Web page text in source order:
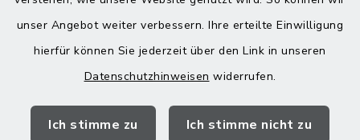
unser Angebot weiter verbessern. Ihre erteilte Einwilligung
hierfür können Sie jederzeit über den Link in unseren
Datenschutzhinweisen widerrufen.
Ich stimme zu Ich stimme nicht zu
Donnerstag zusätzlich:
13:00-18:00 Uhr
Landratsamt Mühldorf